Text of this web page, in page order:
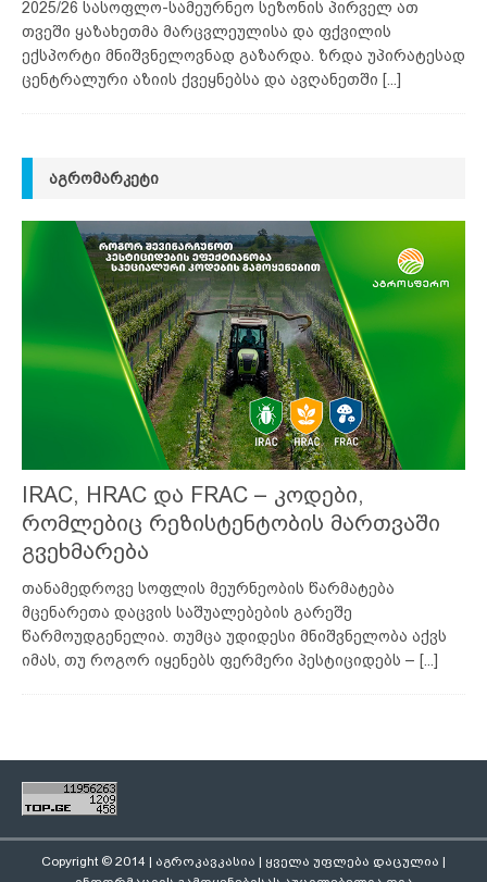
2025/26 სასოფლო-სამეურნეო სეზონის პირველ ათ
თვეში ყაზახეთმა მარცვლეულისა და ფქვილის
ექსპორტი მნიშვნელოვნად გაზარდა. ზრდა უპირატესად
ცენტრალური აზიის ქვეყნებსა და ავღანეთში [...]
ᲐᲒᲠᲝᲛᲐᲠᲙᲔᲢᲘ
IRAC, HRAC და FRAC – კოდები,
რომლებიც რეზისტენტობის მართვაში
გვეხმარება
თანამედროვე სოფლის მეურნეობის წარმატება
მცენარეთა დაცვის საშუალებების გარეშე
წარმოუდგენელია. თუმცა უდიდესი მნიშვნელობა აქვს
იმას, თუ როგორ იყენებს ფერმერი პესტიციდებს – [...]
Copyright © 2014 | აგროკავკასია | ყველა უფლება დაცულია |